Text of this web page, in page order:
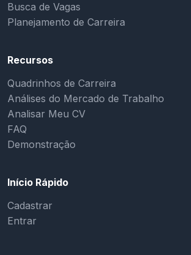
Busca de Vagas
Planejamento de Carreira
Recursos
Quadrinhos de Carreira
Análises do Mercado de Trabalho
Analisar Meu CV
FAQ
Demonstração
Início Rápido
Cadastrar
Entrar